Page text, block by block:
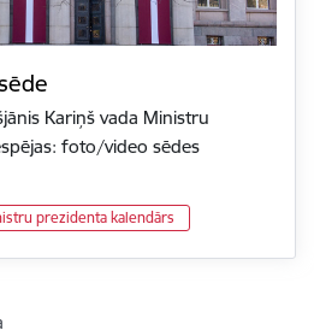
Kariņš vada Ministru
foto/video sēdes
prezidenta kalendārs